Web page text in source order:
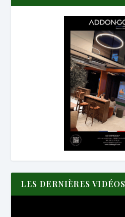
LES DERNIÈRES VIDÉOS